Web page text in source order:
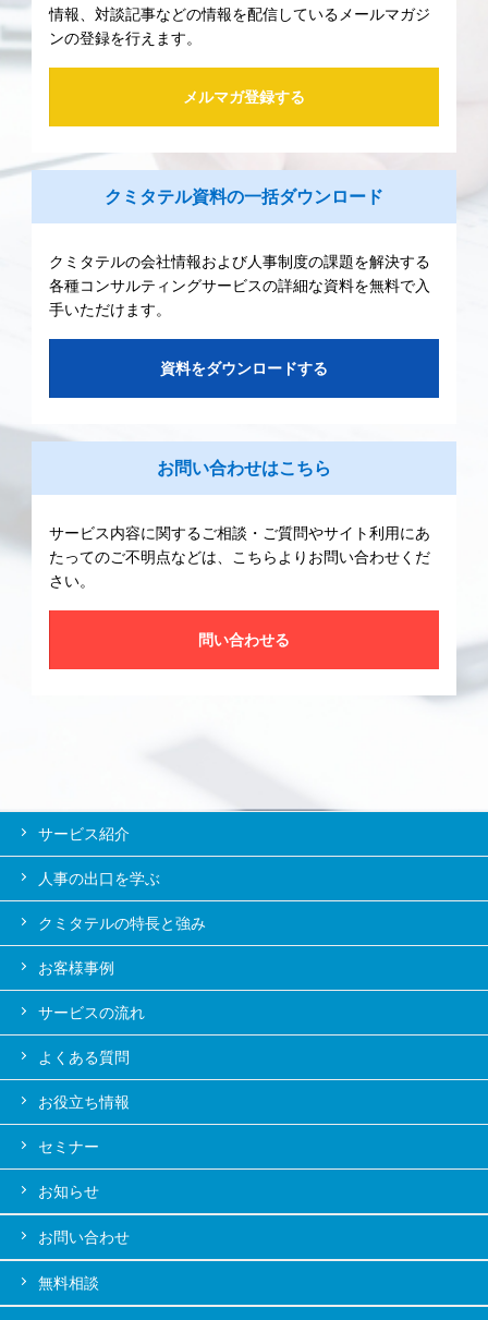
情報、対談記事などの情報を配信しているメールマガジ
ンの登録を行えます。
メルマガ登録する
クミタテル資料の一括ダウンロード
クミタテルの会社情報および人事制度の課題を解決する
各種コンサルティングサービスの詳細な資料を無料で入
手いただけます。
資料をダウンロードする
お問い合わせはこちら
サービス内容に関するご相談・ご質問やサイト利用にあ
たってのご不明点などは、こちらよりお問い合わせくだ
さい。
問い合わせる
サービス紹介
人事の出口を学ぶ
クミタテルの特長と強み
お客様事例
サービスの流れ
よくある質問
お役立ち情報
セミナー
お知らせ
お問い合わせ
無料相談